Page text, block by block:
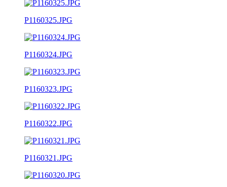
P1160325.JPG
P1160324.JPG
P1160323.JPG
P1160322.JPG
P1160321.JPG